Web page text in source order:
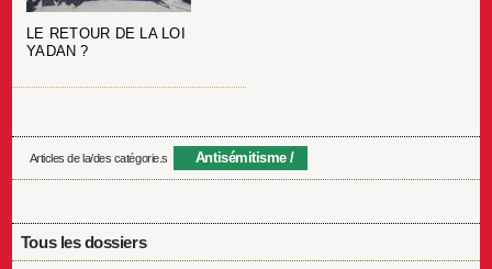
LE RETOUR DE LA LOI
YADAN ?
Articles de la/des catégorie.s Antisémitisme
Tous les dossiers